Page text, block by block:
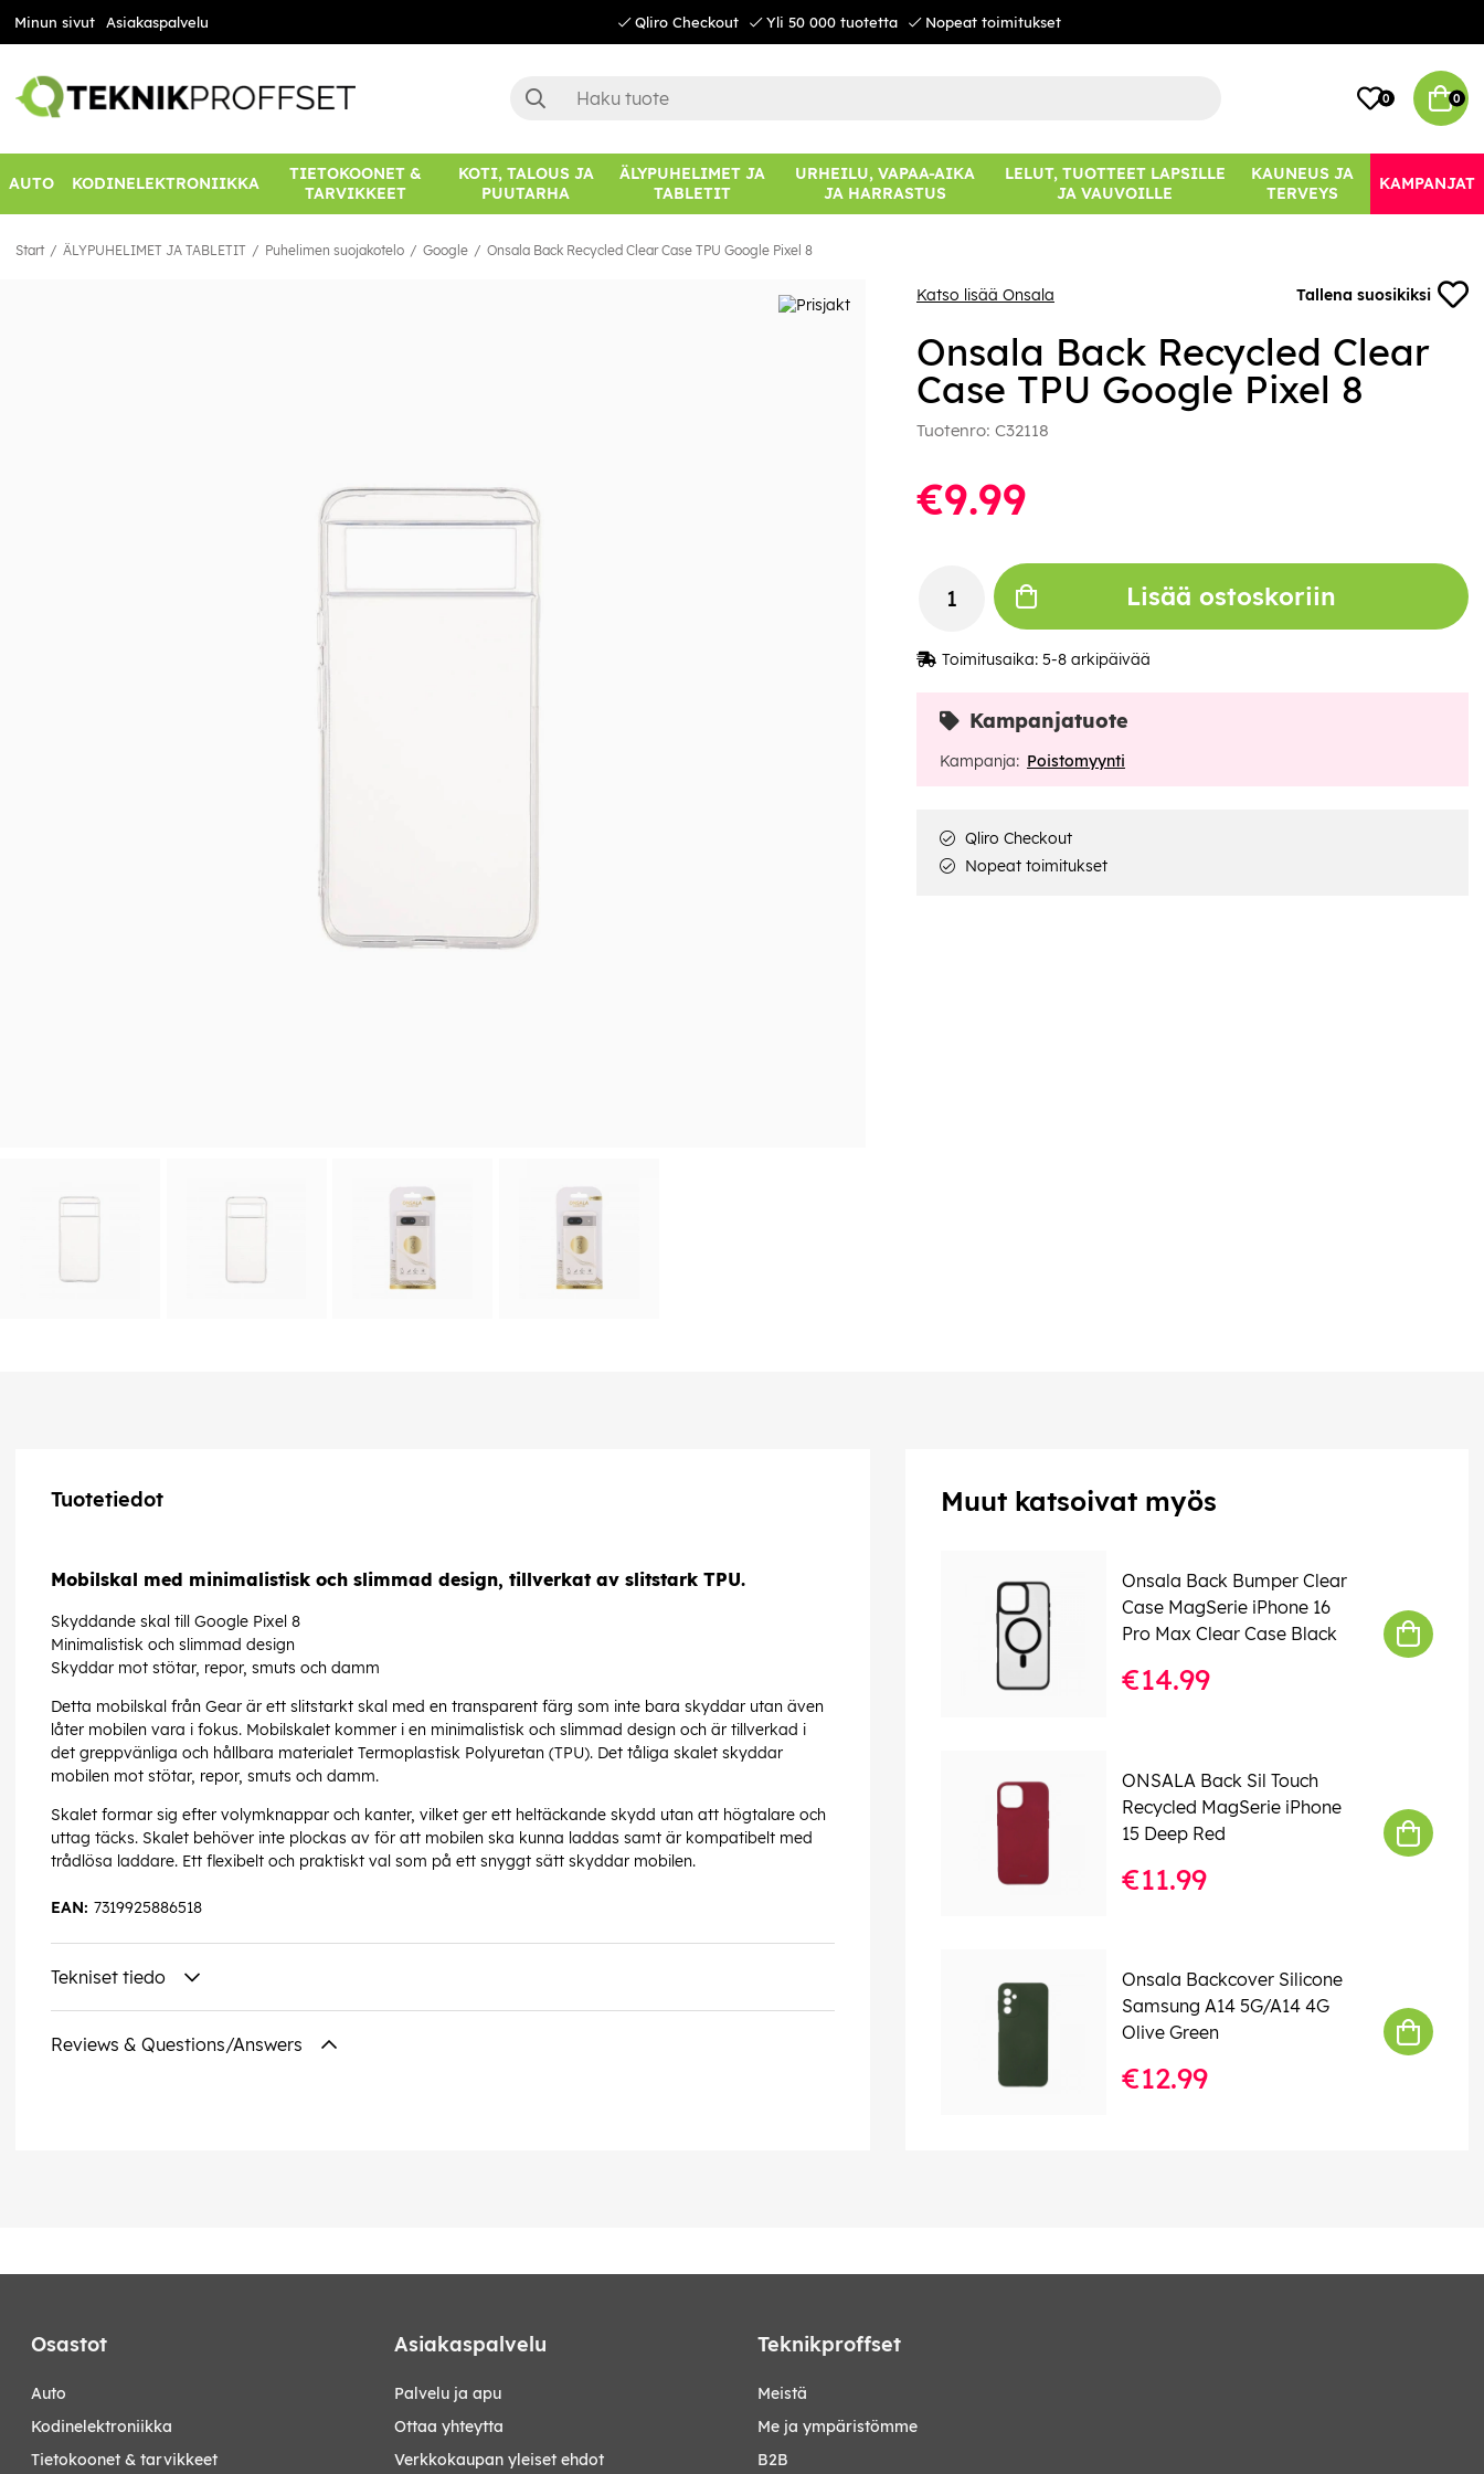
Minun sivut Asiakaspalvelu Qliro Checkout Yli 50 000 tuotetta Nopeat toimitukset
0 0
AUTO KODINELEKTRONIIKKA
TIETOKOONET &
TARVIKKEET
KOTI, TALOUS JA
PUUTARHA
ÄLYPUHELIMET JA
TABLETIT
URHEILU, VAPAA-AIKA
JA HARRASTUS
LELUT, TUOTTEET LAPSILLE
JA VAUVOILLE
KAUNEUS JA
TERVEYS
KAMPANJAT
Start ÄLYPUHELIMET JA TABLETIT Puhelimen suojakotelo Google Onsala Back Recycled Clear Case TPU Google Pixel 8
Katso lisää Onsala Tallena suosikiksi
Onsala Back Recycled Clear
Case TPU Google Pixel 8
Tuotenro: C32118
€9.99
Lisää ostoskoriin
Toimitusaika: 5-8 arkipäivää
Kampanjatuote
Kampanja: Poistomyynti
Qliro Checkout
Nopeat toimitukset
Tuotetiedot
Mobilskal med minimalistisk och slimmad design, tillverkat av slitstark TPU.
Skyddande skal till Google Pixel 8
Minimalistisk och slimmad design
Skyddar mot stötar, repor, smuts och damm
Detta mobilskal från Gear är ett slitstarkt skal med en transparent färg som inte bara skyddar utan även
låter mobilen vara i fokus. Mobilskalet kommer i en minimalistisk och slimmad design och är tillverkad i
det greppvänliga och hållbara materialet Termoplastisk Polyuretan (TPU). Det tåliga skalet skyddar
mobilen mot stötar, repor, smuts och damm.
Skalet formar sig efter volymknappar och kanter, vilket ger ett heltäckande skydd utan att högtalare och
uttag täcks. Skalet behöver inte plockas av för att mobilen ska kunna laddas samt är kompatibelt med
trådlösa laddare. Ett flexibelt och praktiskt val som på ett snyggt sätt skyddar mobilen.
7319925886518
EAN:
Tekniset tiedo
Reviews & Questions/Answers
Muut katsoivat myös
Onsala Back Bumper Clear
Case MagSerie iPhone 16
Pro Max Clear Case Black
€14.99
ONSALA Back Sil Touch
Recycled MagSerie iPhone
15 Deep Red
€11.99
Onsala Backcover Silicone
Samsung A14 5G/A14 4G
Olive Green
€12.99
Osastot
auto
kodinelektroniikka
tietokoonet & tarvikkeet
Asiakaspalvelu
Palvelu ja apu
Ottaa yhteytta
Verkkokaupan yleiset ehdot
Teknikproffset
Meistä
Me ja ympäristömme
B2B